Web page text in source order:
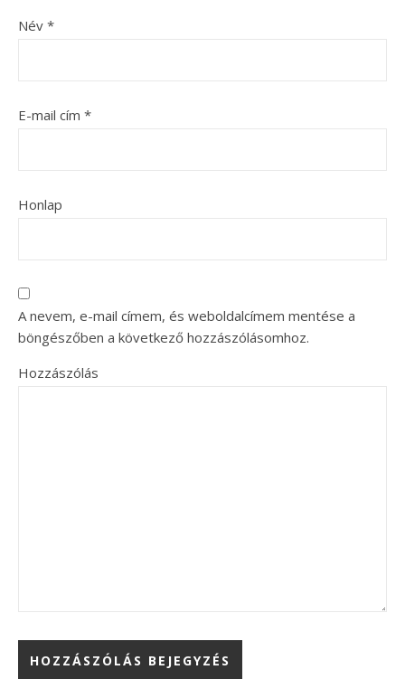
Név *
E-mail cím *
Honlap
A nevem, e-mail címem, és weboldalcímem mentése a
böngészőben a következő hozzászólásomhoz.
Hozzászólás